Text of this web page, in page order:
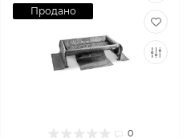
Продано
0